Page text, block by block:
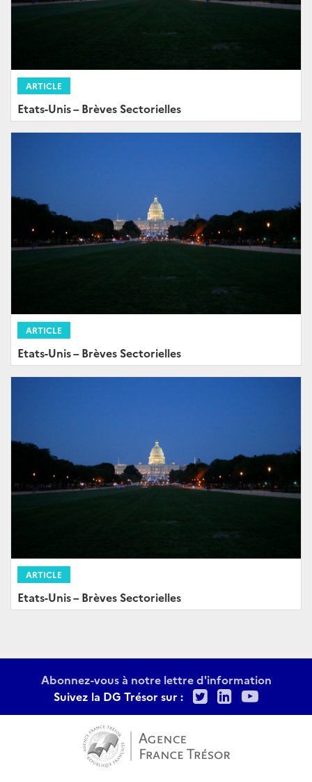
ARTICLE
Etats-Unis – Brèves Sectorielles
ARTICLE
Etats-Unis – Brèves Sectorielles
ARTICLE
Etats-Unis – Brèves Sectorielles
Abonnez-vous à notre lettre d'information
Suivez la DG Trésor sur :
TwitterLinkedIn